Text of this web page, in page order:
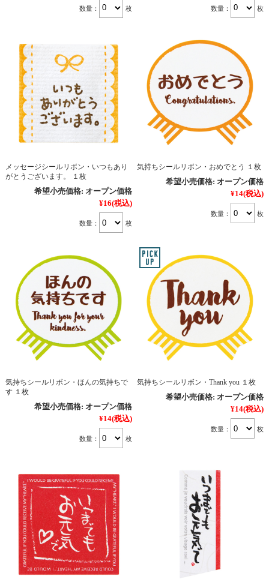
数量： 枚 数量： 枚
メッセージシールリボン・いつもあり
がとうございます。 １枚
希望小売価格: オープン価格
¥16(税込)
数量： 枚
気持ちシールリボン・おめでとう １枚
希望小売価格: オープン価格
¥14(税込)
数量： 枚
気持ちシールリボン・ほんの気持ちで
す １枚
希望小売価格: オープン価格
¥14(税込)
数量： 枚
気持ちシールリボン・Thank you １枚
希望小売価格: オープン価格
¥14(税込)
数量： 枚